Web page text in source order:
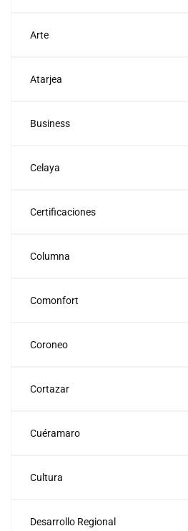
Arte
Atarjea
Business
Celaya
Certificaciones
Columna
Comonfort
Coroneo
Cortazar
Cuéramaro
Cultura
Desarrollo Regional